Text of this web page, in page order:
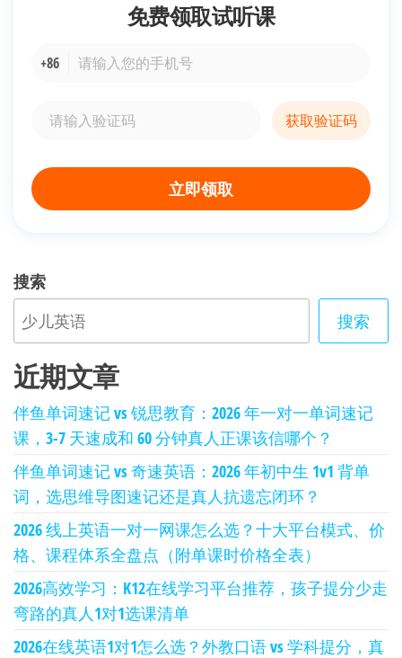
免费领取试听课
+86
获取验证码
立即领取
搜索
搜索
近期文章
伴鱼单词速记 vs 锐思教育：2026 年一对一单词速记
课，3-7 天速成和 60 分钟真人正课该信哪个？
伴鱼单词速记 vs 奇速英语：2026 年初中生 1v1 背单
词，选思维导图速记还是真人抗遗忘闭环？
2026 线上英语一对一网课怎么选？十大平台模式、价
格、课程体系全盘点（附单课时价格全表）
2026高效学习：K12在线学习平台推荐，孩子提分少走
弯路的真人1对1选课清单
2026在线英语1对1怎么选？外教口语 vs 学科提分，真